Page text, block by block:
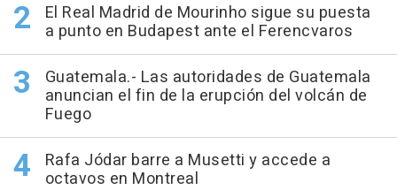
El Real Madrid de Mourinho sigue su puesta
a punto en Budapest ante el Ferencvaros
Guatemala.- Las autoridades de Guatemala
anuncian el fin de la erupción del volcán de
Fuego
Rafa Jódar barre a Musetti y accede a
octavos en Montreal